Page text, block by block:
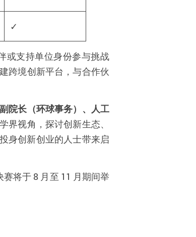
✓
或支持单位身份参与挑战
跨境创新平台，与合作伙
院长（环球事务）、人工
界视角，探讨创新生态、
身创新创业的人士带来启
将于 8 月至 11 月期间举